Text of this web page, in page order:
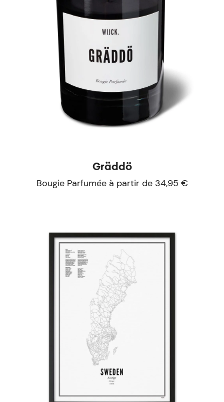
Gräddö
Bougie Parfumée à partir de 34,95 €